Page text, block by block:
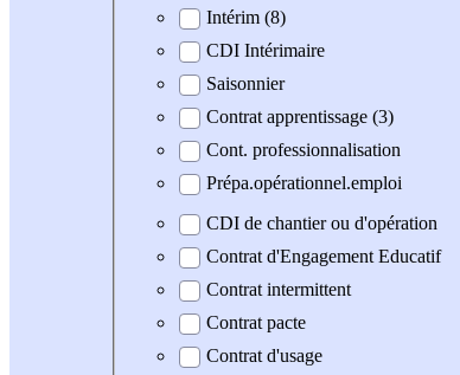
Intérim (8)
CDI Intérimaire
Saisonnier
Contrat apprentissage (3)
Cont. professionnalisation
Prépa.opérationnel.emploi
CDI de chantier ou d'opération
Contrat d'Engagement Educatif
Contrat intermittent
Contrat pacte
Contrat d'usage